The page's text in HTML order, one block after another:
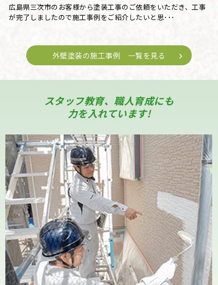
広島県三次市のお客様から塗装工事のご依頼をいただき、工事
が完了しましたので施工事例をご紹介したいと思･･･
外壁塗装の施工事例 一覧を見る
スタッフ教育、職人育成にも
力を入れています!